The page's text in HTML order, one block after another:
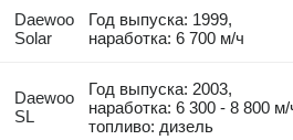
Daewoo
Solar
Год выпуска: 1999,
наработка: 6 700 м/ч
Daewoo
SL
Год выпуска: 2003,
наработка: 6 300 - 8 800 м/
топливо: дизель